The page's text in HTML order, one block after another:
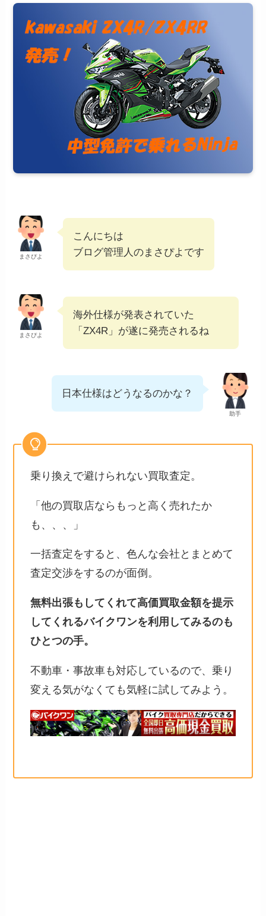
まさぴよ
こんにちは
ブログ管理人のまさぴよです
まさぴよ
海外仕様が発表されていた
「ZX4R」が遂に発売されるね
助手
日本仕様はどうなるのかな？
乗り換えで避けられない買取査定。
「他の買取店ならもっと高く売れたか
も、、、」
一括査定をすると、色んな会社とまとめて
査定交渉をするのが面倒。
無料出張もしてくれて高価買取金額を提示
してくれるバイクワンを利用してみるのも
ひとつの手。
不動車・事故車も対応しているので、乗り
変える気がなくても気軽に試してみよう。